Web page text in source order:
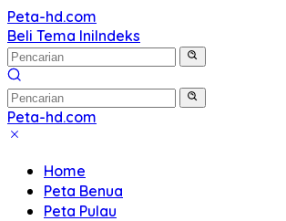
Langsung
ke
konten
Peta-hd.com
Kumpulan
Gambar
Peta
HD
Beli Tema IniIndeks
Peta-hd.com
Kumpulan
Peta
HD
Home
Peta Benua
Peta Pulau